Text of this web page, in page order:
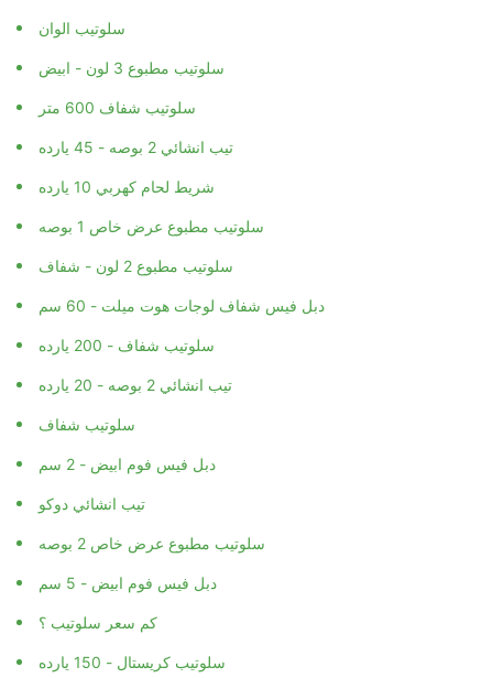
سلوتيب الوان
سلوتيب مطبوع 3 لون - ابيض
سلوتيب شفاف 600 متر
تيب انشائي 2 بوصه - 45 يارده
شريط لحام كهربي 10 يارده
سلوتيب مطبوع عرض خاص 1 بوصه
سلوتيب مطبوع 2 لون - شفاف
دبل فيس شفاف لوجات هوت ميلت - 60 سم
سلوتيب شفاف - 200 يارده
تيب انشائي 2 بوصه - 20 يارده
سلوتيب شفاف
دبل فيس فوم ابيض - 2 سم
تيب انشائي دوكو
سلوتيب مطبوع عرض خاص 2 بوصه
دبل فيس فوم ابيض - 5 سم
كم سعر سلوتيب ؟
سلوتيب كريستال - 150 يارده